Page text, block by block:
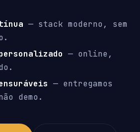
— stack moderno, sem
— online,
— entregamos
demo.